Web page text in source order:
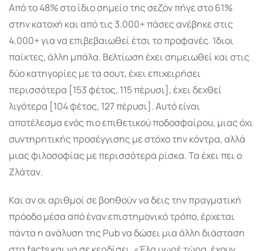
Από το 48% στο ίδιο σημείο της σεζόν πήγε στο 61%
στην κατοχή και από τις 3.000+ πάσες ανέβηκε στις
4.000+ για να επιβεβαιωθεί έτσι το προφανές. Ίδιοι
παίκτες, άλλη μπάλα. Βελτίωση έχει σημειωθεί και στις
δύο κατηγορίες με τα σουτ, έχει επιχειρήσει
περισσότερα [153 φέτος, 115 πέρυσι], έχει δεχθεί
λιγότερα [104 φέτος, 127 πέρυσι]. Αυτό είναι
αποτέλεσμα ενός πιο επιθετικού ποδοσφαίρου, μιας όχι
συντηρητικής προσέγγισης με στόχο την κόντρα, αλλά
μιας φιλοσοφίας με περισσότερα ρίσκα. Τα έχει πει ο
Ζλάταν.
Και αν οι αριθμοί σε βοηθούν να δεις την πραγματική
πρόοδο μέσα από έναν επιστημονικό τρόπο, έρχεται
πάντα η ανάλυση της Pub να δώσει μια άλλη διάσταση